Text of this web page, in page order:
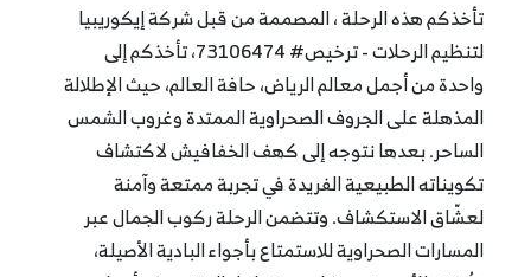
تأخذكم هذه الرحلة ، المصممة من قبل شركة إيكوريبيا
لتنظيم الرحلات - ترخيص# 73106474، تأخذكم إلى
واحدة من أجمل معالم الرياض، حافة العالم، حيث الإطلالة
المذهلة على الجروف الصحراوية الممتدة وغروب الشمس
الساحر. بعدها نتوجه إلى كهف الخفافيش لاكتشاف
تكويناته الطبيعية الفريدة في تجربة ممتعة وآمنة
لعشّاق الاستكشاف. وتتضمن الرحلة ركوب الجمال عبر
المسارات الصحراوية للاستمتاع بأجواء البادية الأصيلة،